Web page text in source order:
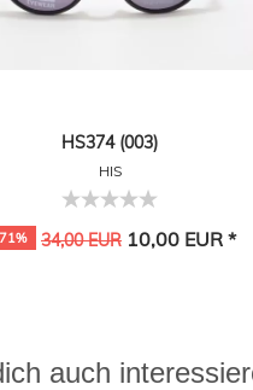
HS374 (003)
HIS
34,00 EUR 10,00 EUR *
auch